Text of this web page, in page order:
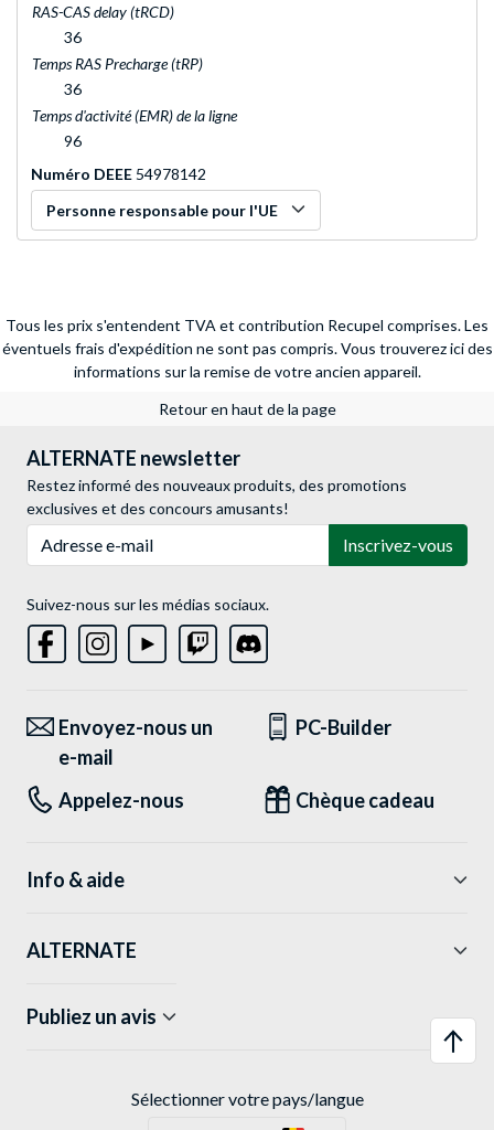
RAS-CAS delay (tRCD)
36
Temps RAS Precharge (tRP)
36
Temps d'activité (EMR) de la ligne
96
Numéro DEEE 54978142
Personne responsable pour l'UE
Tous les prix s'entendent TVA et contribution Recupel comprises. Les
éventuels frais d'expédition ne sont pas compris. Vous trouverez ici des
informations sur la remise de votre ancien appareil.
Retour en haut de la page
ALTERNATE newsletter
Restez informé des nouveaux produits, des promotions
exclusives et des concours amusants!
Inscrivez-vous
Suivez-nous sur les médias sociaux.
Envoyez-nous un
e-mail
PC-Builder
Appelez-nous Chèque cadeau
Info & aide
ALTERNATE
Publiez un avis
Sélectionner votre pays/langue